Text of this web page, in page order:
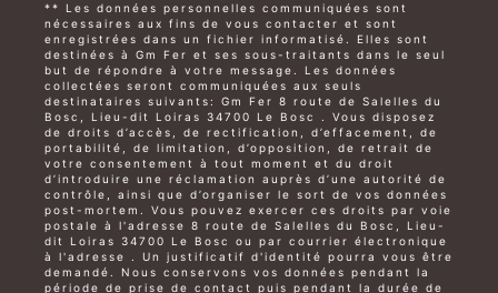
** Les données personnelles communiquées sont
nécessaires aux fins de vous contacter et sont
enregistrées dans un fichier informatisé. Elles sont
destinées à Gm Fer et ses sous-traitants dans le seul
but de répondre à votre message. Les données
collectées seront communiquées aux seuls
destinataires suivants: Gm Fer 8 route de Salelles du
Bosc, Lieu-dit Loiras 34700 Le Bosc . Vous disposez
de droits d’accès, de rectification, d’effacement, de
portabilité, de limitation, d’opposition, de retrait de
votre consentement à tout moment et du droit
d’introduire une réclamation auprès d’une autorité de
contrôle, ainsi que d’organiser le sort de vos données
post-mortem. Vous pouvez exercer ces droits par voie
postale à l'adresse 8 route de Salelles du Bosc, Lieu-
dit Loiras 34700 Le Bosc ou par courrier électronique
à l'adresse . Un justificatif d'identité pourra vous être
demandé. Nous conservons vos données pendant la
période de prise de contact puis pendant la durée de